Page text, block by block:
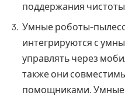
поддержания
Умные роботы-
интегрируются с
управлять через
также они
помощниками. Умные